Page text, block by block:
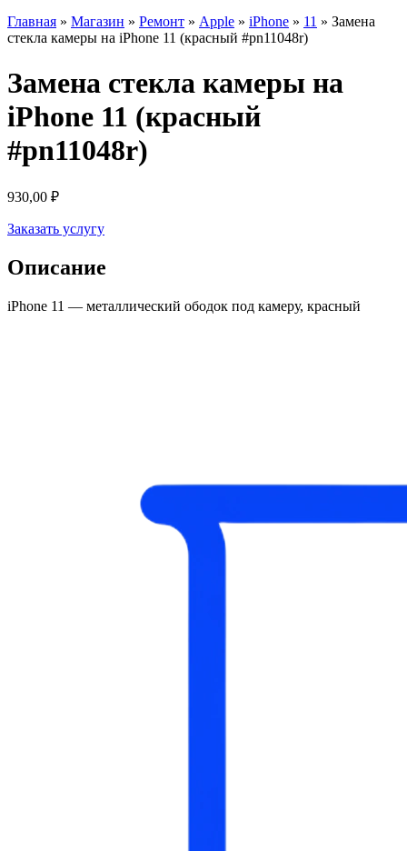
Главная » Магазин » Ремонт » Apple » iPhone » 11 » Замена
стекла камеры на iPhone 11 (красный #pn11048r)
Замена стекла камеры на
iPhone 11 (красный
#pn11048r)
930,00 ₽
Заказать услугу
Описание
iPhone 11 — металлический ободок под камеру, красный